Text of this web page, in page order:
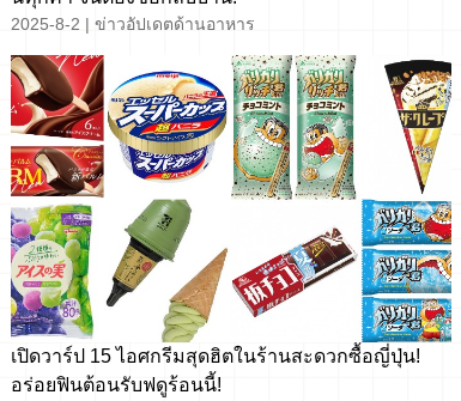
2025-8-2 | ข่าวอัปเดตด้านอาหาร
เปิดวาร์ป 15 ไอศกรีมสุดฮิตในร้านสะดวกซื้อญี่ปุ่น!
อร่อยฟินต้อนรับฟดูร้อนนี้!